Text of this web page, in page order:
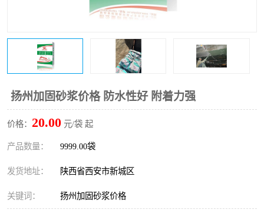
扬州加固砂浆价格 防水性好 附着力强
价格： 20.00 元/袋 起
产品数量： 9999.00袋
发货地址： 陕西省西安市新城区
关键词： 扬州加固砂浆价格
桥梁伸缩缝快速修补料 防静电不发火砂浆
膨胀剂 混凝土防碳化涂料
融雪剂